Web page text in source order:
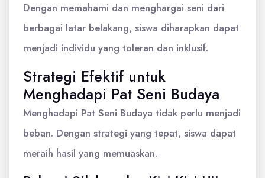
Dengan memahami dan menghargai seni dari
berbagai latar belakang, siswa diharapkan dapat
menjadi individu yang toleran dan inklusif.
Strategi Efektif untuk
Menghadapi Pat Seni Budaya
Menghadapi Pat Seni Budaya tidak perlu menjadi
beban. Dengan strategi yang tepat, siswa dapat
meraih hasil yang memuaskan.